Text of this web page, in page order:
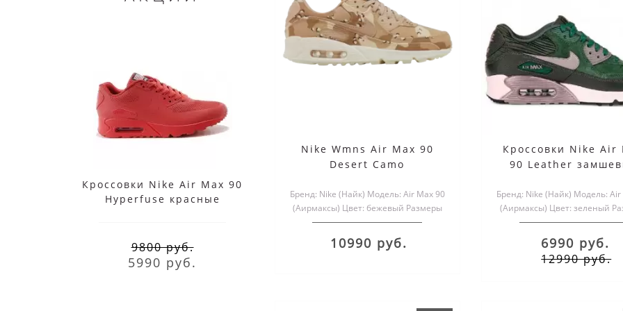
Кроссовки Nike Air Max 90
Hyperfuse красные
9800 руб.
5990 руб.
Infrared
17000 руб.
мехом
17190 руб.
5990 руб.
Nike Wmns Air Max 90
Desert Camo
Бренд: Nike (Найк) Модель: Air Max 90
(Аирмаксы) Цвет: бежевый Размеры
обуви: мужские и жен..
10990 руб.
Кроссовки Nike Air
90 Leather
Бренд: Nike (Найк) Модель: Air
(Аирмаксы) Цвет: зеленый
обуви: мужские и жен..
6990 руб.
12990 руб.